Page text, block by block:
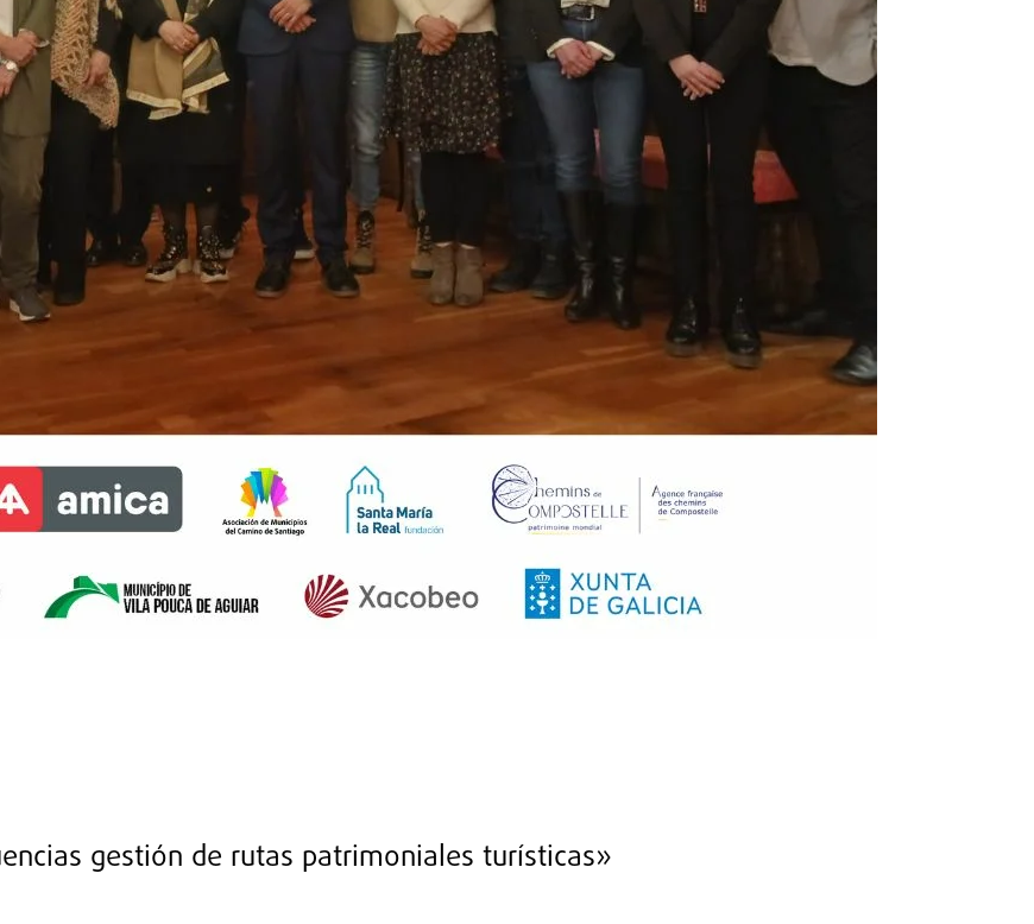
gestión de rutas patrimoniales turísticas»